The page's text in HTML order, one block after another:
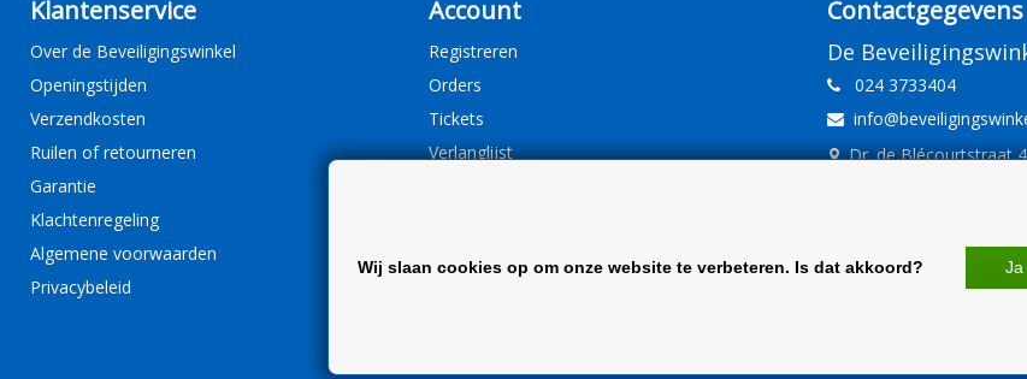
Klantenservice
Over de Beveiligingswinkel
Openingstijden
Verzendkosten
Ruilen of retourneren
Garantie
Klachtenregeling
Algemene voorwaarden
Privacybeleid
Account
Registreren
Orders
Tickets
Verlanglijst
Contactgegevens
De
024 3733404
Dr. de Blécourtstraat
BTW: NL 81.60.68.707.B01
Wij slaan cookies op om onze website te verbeteren. Is dat akkoord? Ja